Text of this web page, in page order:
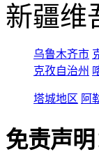
新疆维
乌鲁木齐市
克孜自治州
塔城地区 阿
免责声明